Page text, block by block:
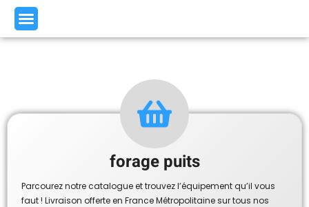
forage puits
Parcourez notre catalogue et trouvez l’équipement qu’il vous
faut ! Livraison offerte en France Métropolitaine sur tous nos